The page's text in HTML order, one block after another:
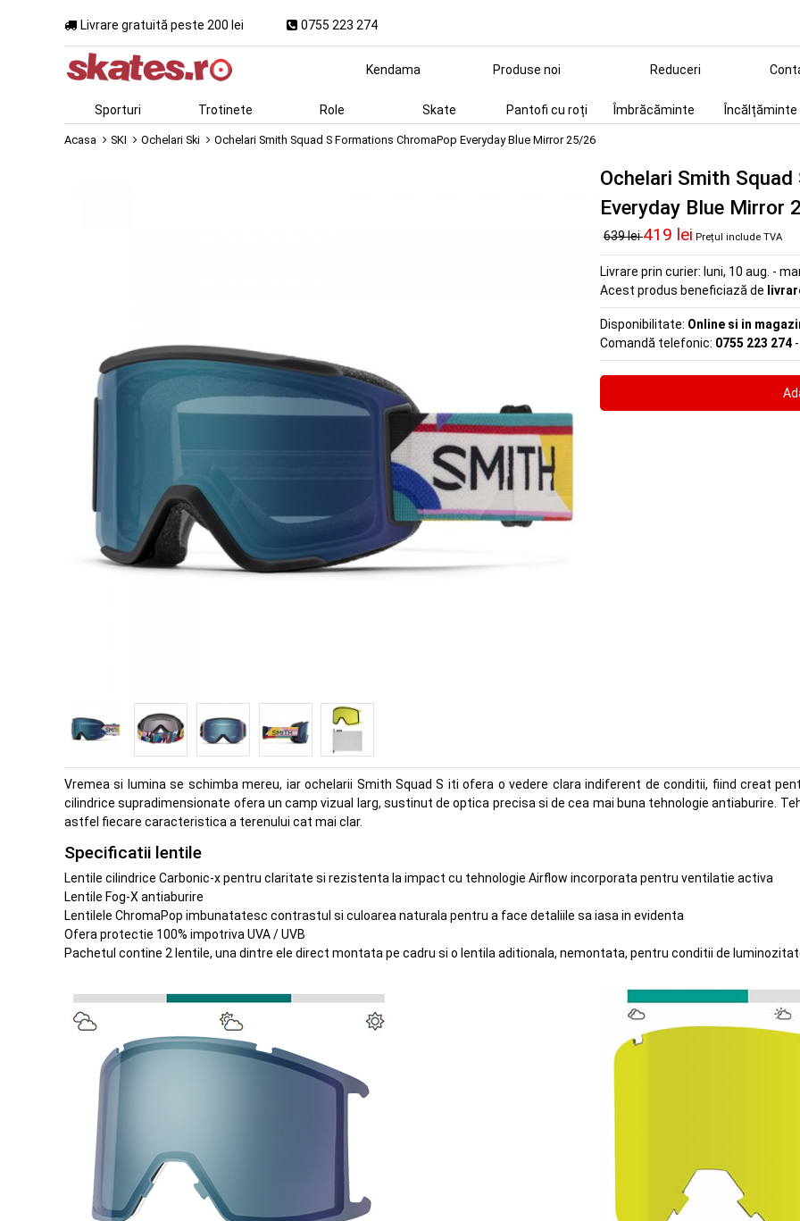
Livrare gratuită peste 200 lei 0755 223 274
Kendama Produse noi Reduceri
Sporturi Trotinete Role Skate Pantofi cu roți Îmbrăcăminte Încălțăminte
Acasa SKI Ochelari Ski Ochelari Smith Squad S Formations ChromaPop Everyday Blue Mirror 25/26
Ochelari Smith
Everyday Blue Mirror
639 lei419 lei Prețul include TVA
Livrare prin curier: luni, 10 aug. -
Acest produs beneficiază de
Disponibilitate: Online si in
Comandă telefonic: 0755 223 274
Vremea si lumina se schimba mereu, iar ochelarii Smith Squad S iti ofera o vedere clara indiferent de conditii, fiind creat
cilindrice supradimensionate ofera un camp vizual larg, sustinut de optica precisa si de cea mai buna tehnologie antiaburire.
astfel fiecare caracteristica a terenului cat mai clar.
Specificatii lentile
Lentile cilindrice Carbonic-x pentru claritate si rezistenta la impact cu tehnologie Airflow incorporata pentru ventilatie activa
Lentile Fog-X antiaburire
Lentilele ChromaPop imbunatatesc contrastul si culoarea naturala pentru a face detaliile sa iasa in evidenta
Ofera protectie 100% impotriva UVA / UVB
Pachetul contine 2 lentile, una dintre ele direct montata pe cadru si o lentila aditionala, nemontata, pentru conditii de